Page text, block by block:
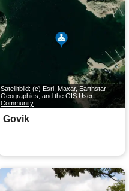
Satellitbild: (c) Esri, Maxar, Earthstar
Geographics, and the GIS User
Community
Govik